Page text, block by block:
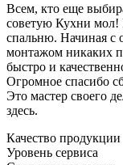
Всем, кто еще
советую Кухни мол!
спальню. Начиная с
монтажом никаких
быстро и
Огромное спасибо
Это мастер своего
здесь.
Качество продукции
Уровень сервиса